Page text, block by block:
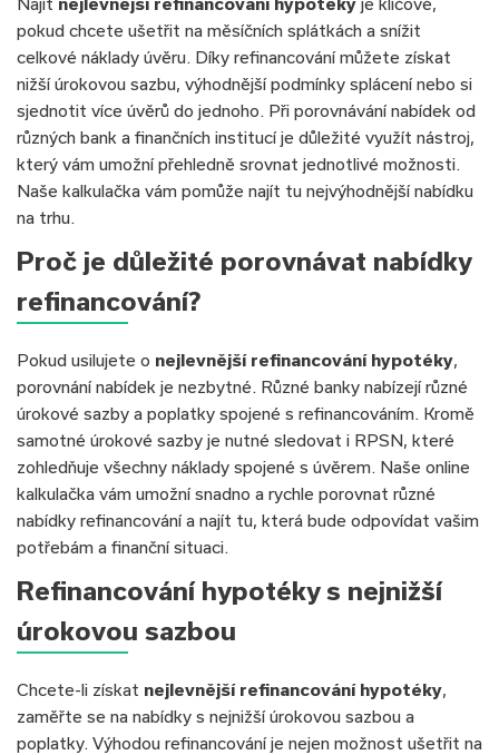
pokud chcete ušetřit na měsíčních splátkách a snížit
celkové náklady úvěru. Díky refinancování můžete získat
nižší úrokovou sazbu, výhodnější podmínky splácení nebo si
sjednotit více úvěrů do jednoho. Při porovnávání nabídek od
různých bank a finančních institucí je důležité využít nástroj,
který vám umožní přehledně srovnat jednotlivé možnosti.
Naše kalkulačka vám pomůže najít tu nejvýhodnější nabídku
na trhu.
Proč je důležité porovnávat nabídky
refinancování?
Pokud usilujete o nejlevnější refinancování hypotéky,
porovnání nabídek je nezbytné. Různé banky nabízejí různé
úrokové sazby a poplatky spojené s refinancováním. Kromě
samotné úrokové sazby je nutné sledovat i RPSN, které
zohledňuje všechny náklady spojené s úvěrem. Naše online
kalkulačka vám umožní snadno a rychle porovnat různé
nabídky refinancování a najít tu, která bude odpovídat vašim
potřebám a finanční situaci.
Refinancování hypotéky s nejnižší
úrokovou sazbou
Chcete-li získat nejlevnější refinancování hypotéky,
zaměřte se na nabídky s nejnižší úrokovou sazbou a
poplatky. Výhodou refinancování je nejen možnost ušetřit na